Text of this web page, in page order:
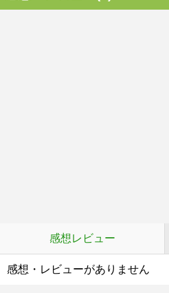
感想レビュー
感想・レビューがありません